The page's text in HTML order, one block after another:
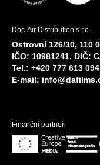
Doc-Air Distribution s.r.o.
Ostrovní 126/30, 110
IČO: 10981241, DIČ:
Tel.: +420 777 613
E-mail:
Finanční partneři